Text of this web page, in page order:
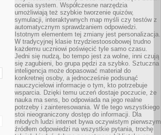
ocenia system. Współczesne narzędzia
umożliwiają też szybkie tworzenie quizów,
symulacji, interaktywnych map myśli czy testów z
automatycznym sprawdzaniem odpowiedzi.
Istotnym elementem tej zmiany jest personalizacja.
W tradycyjnej klasie trzydziestoosobowej trudno
każdemu uczniowi poświęcić tyle samo czasu.
Jedni się nudzą, bo tempo jest za wolne, inni czują
się zagubieni, bo grupa pędzi za szybko. Sztuczna
inteligencja może dopasować materiał do
konkretnej osoby, a jednocześnie podsunąć
nauczycielowi informacje o tym, kto potrzebuje
wsparcia. Dzięki temu uczeń dostaje poczucie, że
nauka ma sens, bo odpowiada na jego realne
potrzeby i zainteresowania. W tle tego wszystkiego
stoi nieograniczony dostęp do informacji. Dla
młodych ludzi internet bywa oczywistym pierwszym
źródłem odpowiedzi na wszystkie pytania, trochę